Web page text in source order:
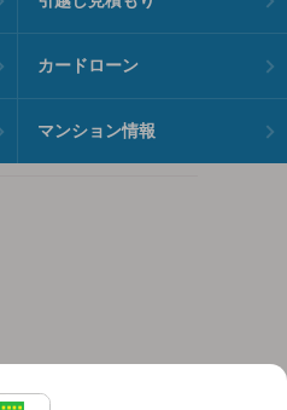
カードローン
マンション情報